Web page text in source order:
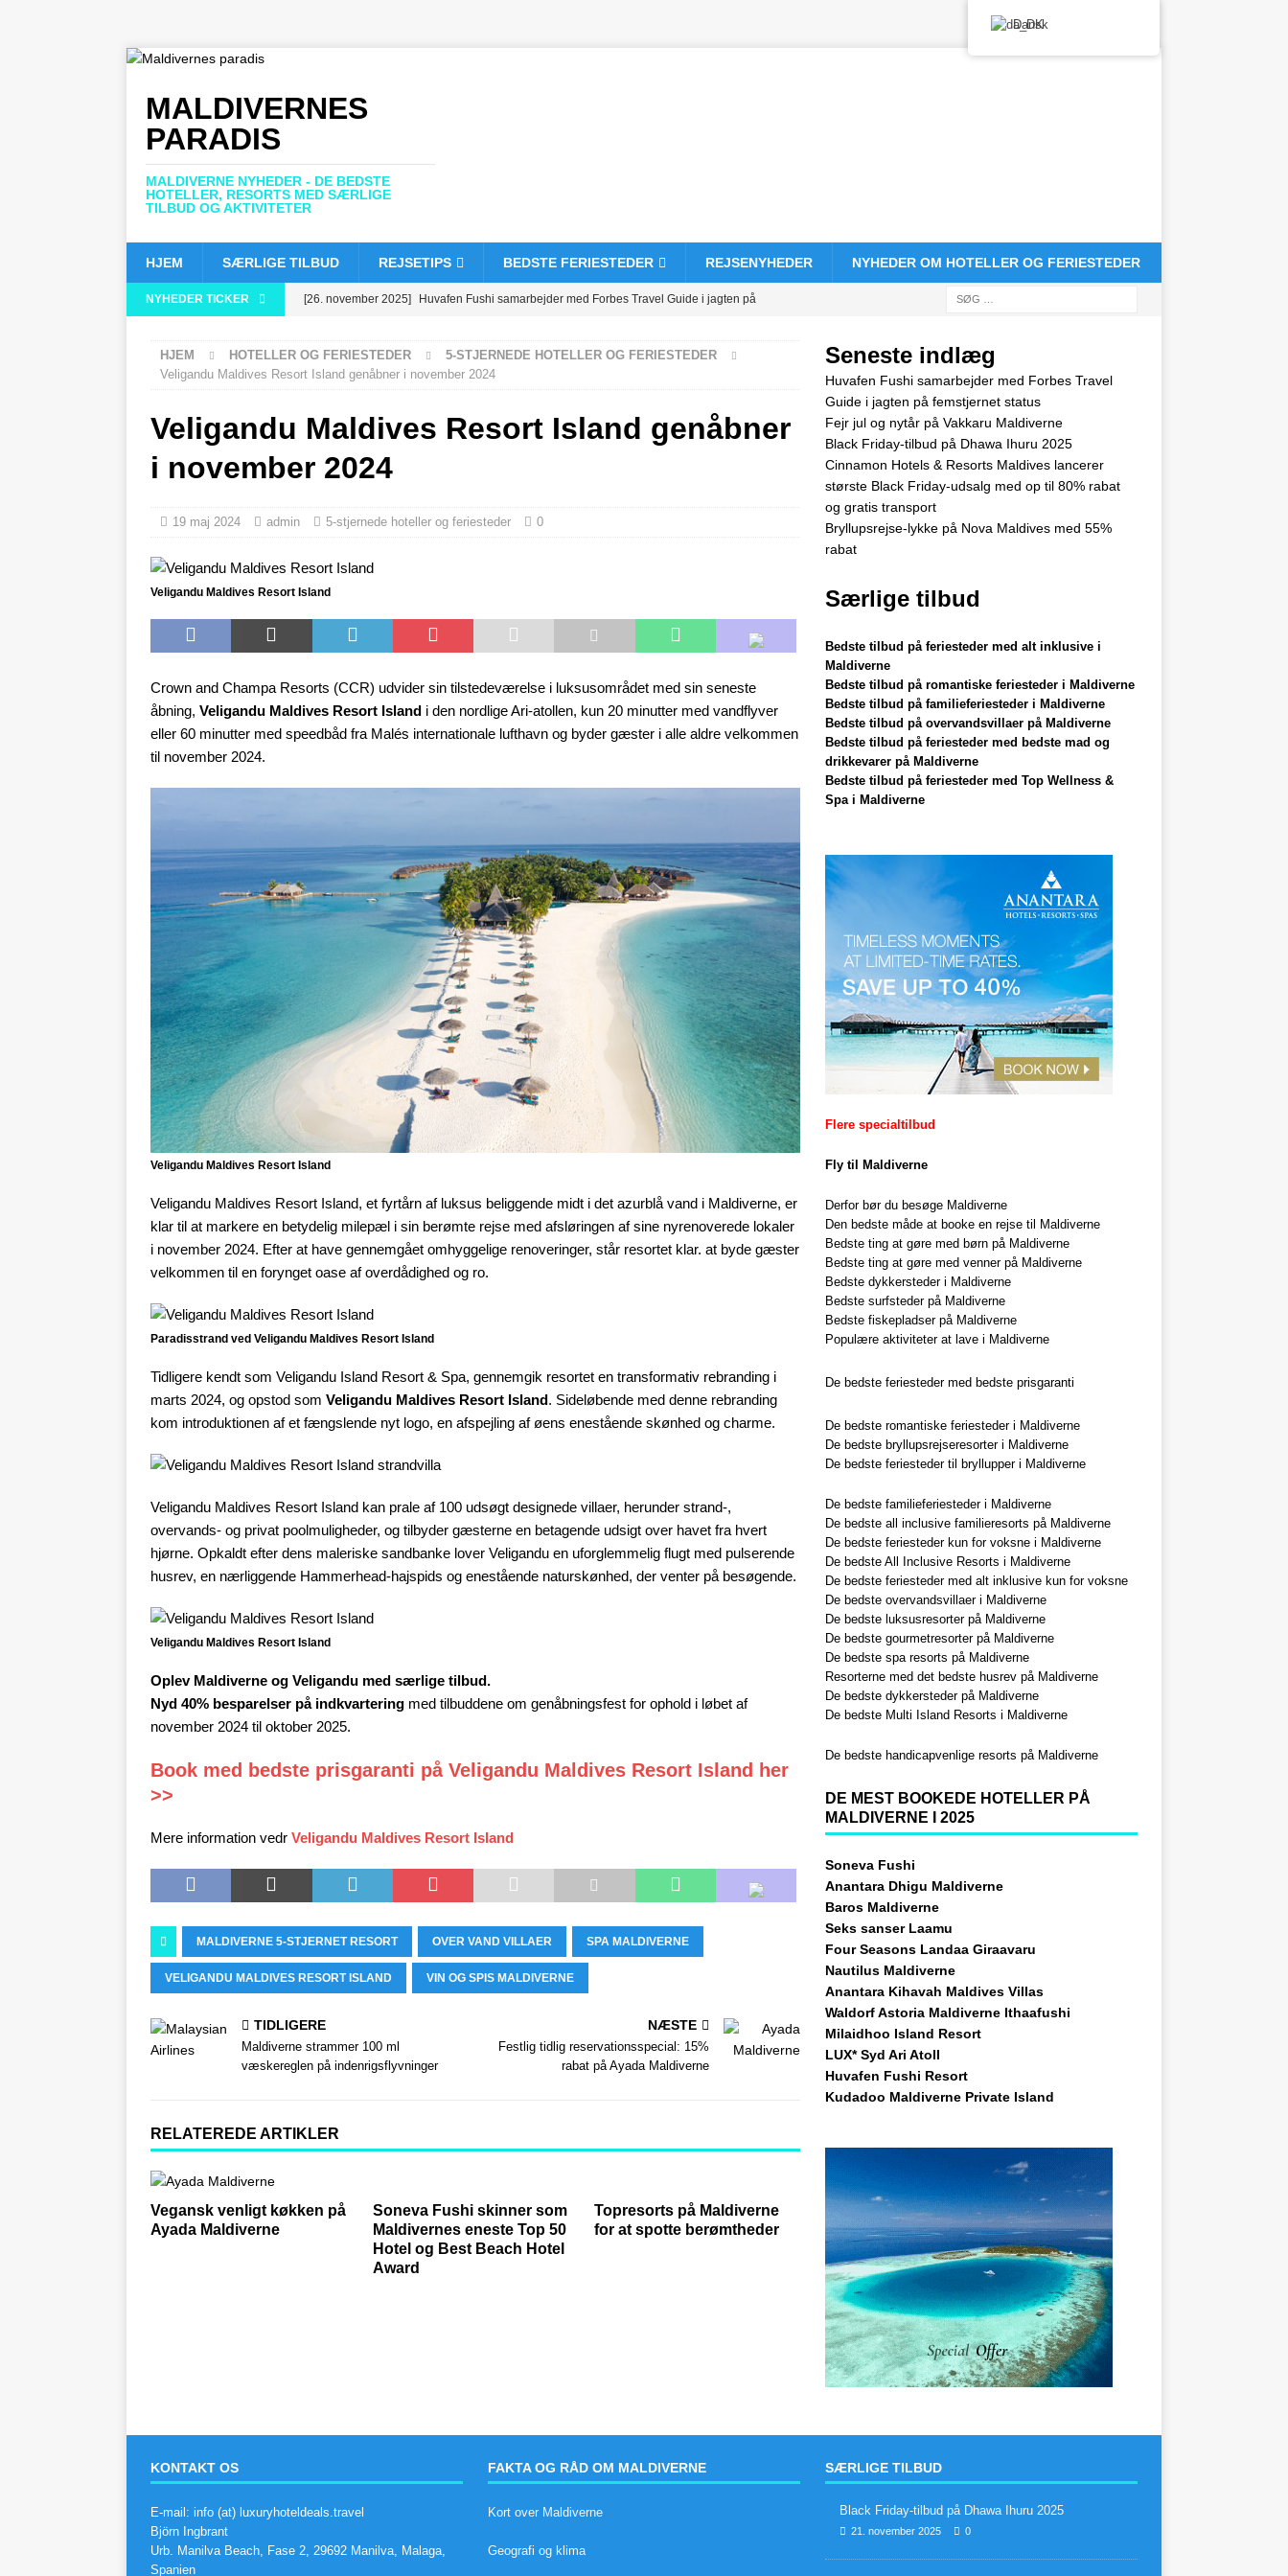
MALDIVERNES
PARADIS
MALDIVERNE NYHEDER - DE BEDSTE
HOTELLER, RESORTS MED SÆRLIGE
TILBUD OG AKTIVITETER
HJEM SÆRLIGE TILBUD REJSETIPS BEDSTE FERIESTEDER REJSENYHEDER NYHEDER OM HOTELLER OG FERIESTEDER
NYHEDER TICKER [26. november 2025] Huvafen Fushi samarbejder med Forbes Travel Guide i jagten på
[21. november 2025] Black Friday-tilbud på Dhawa Ihuru 2025 SÆRLIGE TILBUD
[17. november 2025]
[13. november 2025] Bryllupsrejse-lykke på Nova Maldives med 55% rabat
TILBUD
HJEM HOTELLER OG FERIESTEDER
5-STJERNEDE HOTELLER OG FERIESTEDER
Veligandu Maldives Resort Island genåbner i november 2024
Veligandu Maldives Resort Island genåbner
i november 2024
19 maj 2024 admin 5-stjernede hoteller og feriesteder 0
Veligandu Maldives Resort Island
Crown and Champa Resorts (CCR) udvider sin tilstedeværelse i luksusområdet med sin seneste
åbning, Veligandu Maldives Resort Island i den nordlige Ari-atollen, kun 20 minutter med vandflyver
eller 60 minutter med speedbåd fra Malés internationale lufthavn og byder gæster i alle aldre velkommen
til november 2024.
Veligandu Maldives Resort Island
Veligandu Maldives Resort Island, et fyrtårn af luksus beliggende midt i det azurblå vand i Maldiverne, er
klar til at markere en betydelig milepæl i sin berømte rejse med afsløringen af sine nyrenoverede lokaler
i november 2024. Efter at have gennemgået omhyggelige renoveringer, står resortet klar. at byde gæster
velkommen til en forynget oase af overdådighed og ro.
Paradisstrand ved Veligandu Maldives Resort Island
Tidligere kendt som Veligandu Island Resort & Spa, gennemgik resortet en transformativ rebranding i
marts 2024, og opstod som Veligandu Maldives Resort Island. Sideløbende med denne rebranding
kom introduktionen af et fængslende nyt logo, en afspejling af øens enestående skønhed og charme.
Veligandu Maldives Resort Island kan prale af 100 udsøgt designede villaer, herunder strand-,
overvands- og privat poolmuligheder, og tilbyder gæsterne en betagende udsigt over havet fra hvert
hjørne. Opkaldt efter dens maleriske sandbanke lover Veligandu en uforglemmelig flugt med pulserende
husrev, en nærliggende Hammerhead-hajspids og enestående naturskønhed, der venter på besøgende.
Veligandu Maldives Resort Island
Oplev Maldiverne og Veligandu med særlige tilbud.
Nyd 40% besparelser på indkvartering med tilbuddene om genåbningsfest for ophold i løbet af
november 2024 til oktober 2025.
Book med bedste prisgaranti på Veligandu Maldives Resort Island her
>>
Mere information vedr Veligandu Maldives Resort Island
MALDIVERNE 5-STJERNET RESORT OVER VAND VILLAER SPA MALDIVERNE
VELIGANDU MALDIVES RESORT ISLAND VIN OG SPIS MALDIVERNE
TIDLIGERE
Maldiverne strammer 100 ml
væskereglen på indenrigsflyvninger
NÆSTE
Festlig tidlig reservationsspecial: 15%
rabat på Ayada Maldiverne
RELATEREDE ARTIKLER
Vegansk venligt køkken på
Ayada Maldiverne
Soneva Fushi skinner som
Maldivernes eneste Top 50
Hotel og Best Beach Hotel
Award
Topresorts på Maldiverne
for at spotte berømtheder
Seneste indlæg
Huvafen Fushi samarbejder med Forbes Travel
Guide i jagten på femstjernet status
Fejr jul og nytår på Vakkaru Maldiverne
Black Friday-tilbud på Dhawa Ihuru 2025
Cinnamon Hotels & Resorts Maldives lancerer
største Black Friday-udsalg med op til 80% rabat
og gratis transport
Bryllupsrejse-lykke på Nova Maldives med 55%
rabat
Særlige tilbud
Bedste tilbud på feriesteder med alt inklusive i
Maldiverne
Bedste tilbud på romantiske feriesteder i Maldiverne
Bedste tilbud på familieferiesteder i Maldiverne
Bedste tilbud på overvandsvillaer på Maldiverne
Bedste tilbud på feriesteder med bedste mad og
drikkevarer på Maldiverne
Bedste tilbud på feriesteder med Top Wellness &
Spa i Maldiverne
Flere specialtilbud
Fly til Maldiverne
Derfor bør du besøge Maldiverne
Den bedste måde at booke en rejse til Maldiverne
Bedste ting at gøre med børn på Maldiverne
Bedste ting at gøre med venner på Maldiverne
Bedste dykkersteder i Maldiverne
Bedste surfsteder på Maldiverne
Bedste fiskepladser på Maldiverne
Populære aktiviteter at lave i Maldiverne
De bedste feriesteder med bedste prisgaranti
De bedste romantiske feriesteder i Maldiverne
De bedste bryllupsrejseresorter i Maldiverne
De bedste feriesteder til bryllupper i Maldiverne
De bedste familieferiesteder i Maldiverne
De bedste all inclusive familieresorts på Maldiverne
De bedste feriesteder kun for voksne i Maldiverne
De bedste All Inclusive Resorts i Maldiverne
De bedste feriesteder med alt inklusive kun for voksne
De bedste overvandsvillaer i Maldiverne
De bedste luksusresorter på Maldiverne
De bedste gourmetresorter på Maldiverne
De bedste spa resorts på Maldiverne
Resorterne med det bedste husrev på Maldiverne
De bedste dykkersteder på Maldiverne
De bedste Multi Island Resorts i Maldiverne
De bedste handicapvenlige resorts på Maldiverne
DE MEST BOOKEDE HOTELLER PÅ
MALDIVERNE I 2025
Soneva Fushi
Anantara Dhigu Maldiverne
Baros Maldiverne
Seks sanser Laamu
Four Seasons Landaa Giraavaru
Nautilus Maldiverne
Anantara Kihavah Maldives Villas
Waldorf Astoria Maldiverne Ithaafushi
Milaidhoo Island Resort
LUX* Syd Ari Atoll
Huvafen Fushi Resort
Kudadoo Maldiverne Private Island
KONTAKT OS
E-mail: info (at) luxuryhoteldeals.travel
Björn Ingbrant
Urb. Manilva Beach, Fase 2, 29692 Manilva, Malaga,
Spanien
FAKTA OG RÅD OM MALDIVERNE
Kort over Maldiverne
Geografi og klima
SÆRLIGE TILBUD
Black Friday-tilbud på Dhawa Ihuru 2025
21. november 2025 0
Dansk